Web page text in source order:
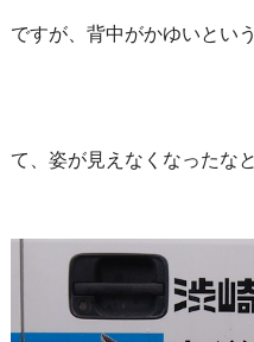
ですが、背中がかゆいとい
周囲の草
て、姿が見えなくなったな